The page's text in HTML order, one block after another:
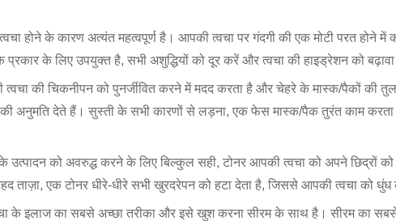
होने के कारण अत्यंत महत्वपूर्ण है। आपकी त्वचा पर गंदगी की एक मोटी परत होने में
के लिए उपयुक्त है, सभी अशुद्धियों को दूर करें और त्वचा की हाइड्रेशन को
की चिकनीपन को पुनर्जीवित करने में मदद करता है और चेहरे के मास्क/पैकों की
की अनुमति देते हैं। सुस्ती के सभी कारणों से लड़ना, एक फेस मास्क/पैक तुरंत काम
उत्पादन को अवरुद्ध करने के लिए बिल्कुल सही, टोनर आपकी त्वचा को अपने छिद्रों
ताज़ा, एक टोनर धीरे-धीरे सभी खुरदरेपन को हटा देता है, जिससे आपकी त्वचा को
के इलाज का सबसे अच्छा तरीका और इसे खुश करना सीरम के साथ है। सीरम का